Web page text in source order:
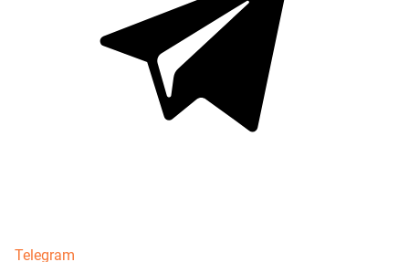
Telegram